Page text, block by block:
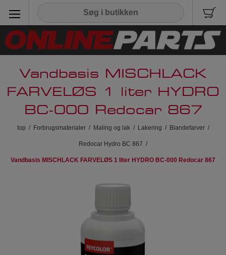
Vandbasis MISCHLACK
FARVELØS 1 liter HYDRO
BC-000 Redocar 867
top / Forbrugsmaterialer / Maling og lak / Lakering / Blandefarver /
Redocar Hydro BC 867 /
Vandbasis MISCHLACK FARVELØS 1 liter HYDRO BC-000 Redocar 867